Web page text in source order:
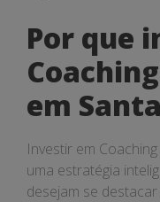
Por que
em
Investir em
uma estratégia
desejam se